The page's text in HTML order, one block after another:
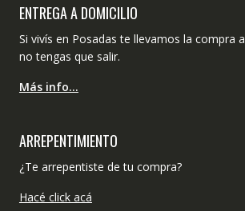
ENTREGA A DOMICILIO
Si vivís en Posadas te llevamos la compra
no tengas que salir.
Más info…
ARREPENTIMIENTO
¿Te arrepentiste de tu compra?
Hacé click acá